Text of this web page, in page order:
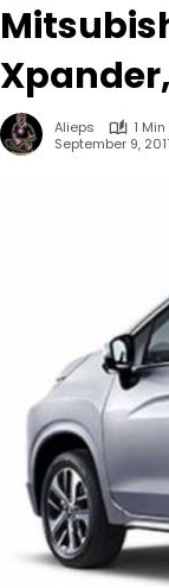
Alieps
1
September 9,